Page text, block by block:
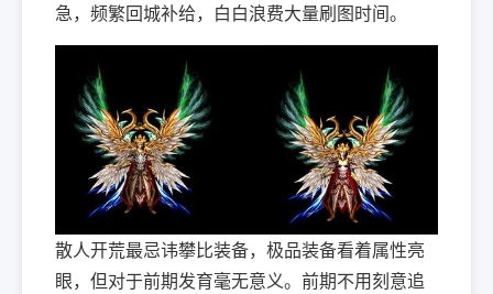
急，频繁回城补给，白白浪费大量刷图时间。
散人开荒最忌讳攀比装备，极品装备看着属性亮
眼，但对于前期发育毫无意义。前期不用刻意追